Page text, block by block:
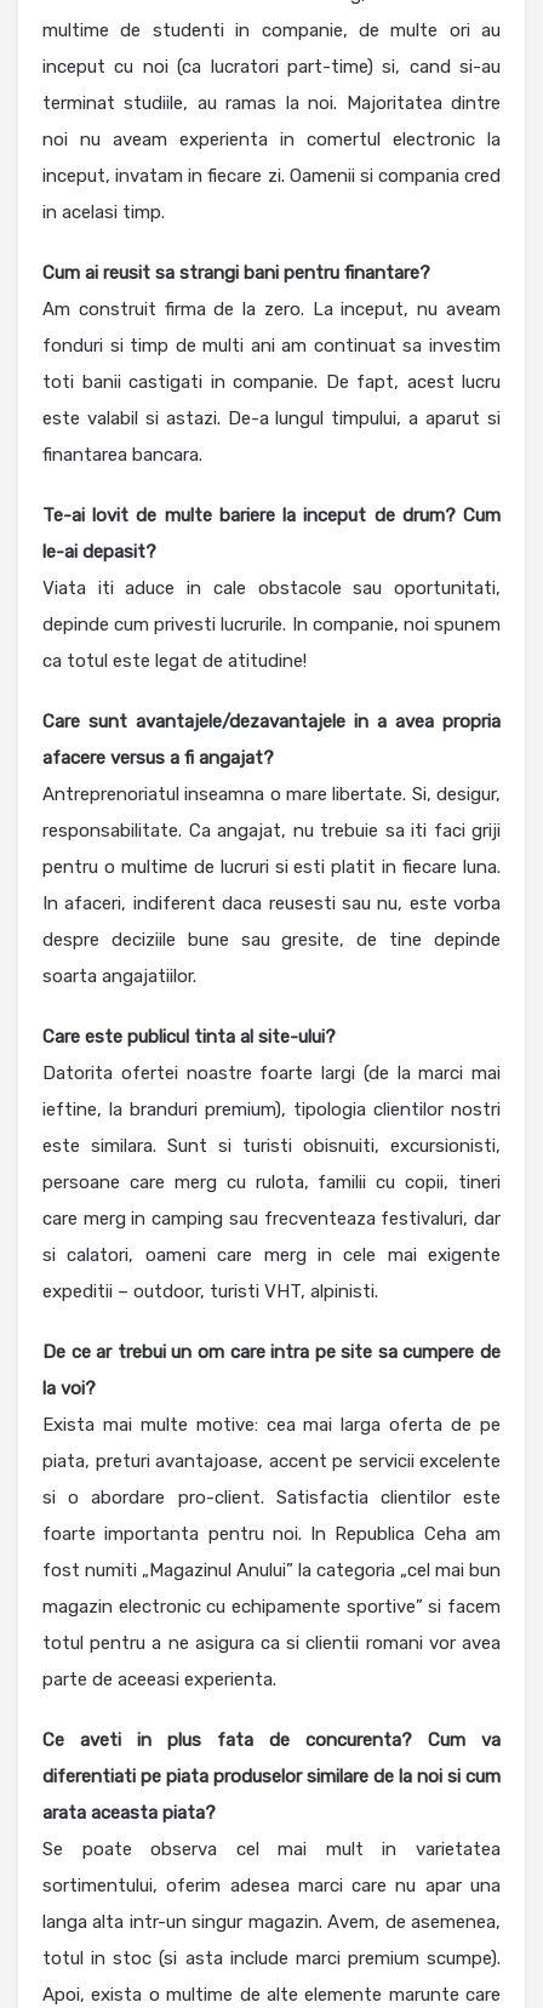
multime de studenti in companie, de multe ori au
inceput cu noi (ca lucratori part-time) si, cand si-au
terminat studiile, au ramas la noi. Majoritatea dintre
noi nu aveam experienta in comertul electronic la
inceput, invatam in fiecare zi. Oamenii si compania cred
in acelasi timp.
Cum ai reusit sa strangi bani pentru finantare?
Am construit firma de la zero. La inceput, nu aveam
fonduri si timp de multi ani am continuat sa investim
toti banii castigati in companie. De fapt, acest lucru
este valabil si astazi. De-a lungul timpului, a aparut si
finantarea bancara.
Te-ai lovit de multe bariere la inceput de drum? Cum
le-ai depasit?
Viata iti aduce in cale obstacole sau oportunitati,
depinde cum privesti lucrurile. In companie, noi spunem
ca totul este legat de atitudine!
Care sunt avantajele/dezavantajele in a avea propria
afacere versus a fi angajat?
Antreprenoriatul inseamna o mare libertate. Si, desigur,
responsabilitate. Ca angajat, nu trebuie sa iti faci griji
pentru o multime de lucruri si esti platit in fiecare luna.
In afaceri, indiferent daca reusesti sau nu, este vorba
despre deciziile bune sau gresite, de tine depinde
soarta angajatiilor.
Care este publicul tinta al site-ului?
Datorita ofertei noastre foarte largi (de la marci mai
ieftine, la branduri premium), tipologia clientilor nostri
este similara. Sunt si turisti obisnuiti, excursionisti,
persoane care merg cu rulota, familii cu copii, tineri
care merg in camping sau frecventeaza festivaluri, dar
si calatori, oameni care merg in cele mai exigente
expeditii – outdoor, turisti VHT, alpinisti.
De ce ar trebui un om care intra pe site sa cumpere de
la voi?
Exista mai multe motive: cea mai larga oferta de pe
piata, preturi avantajoase, accent pe servicii excelente
si o abordare pro-client. Satisfactia clientilor este
foarte importanta pentru noi. In Republica Ceha am
fost numiti „Magazinul Anului” la categoria „cel mai bun
magazin electronic cu echipamente sportive” si facem
totul pentru a ne asigura ca si clientii romani vor avea
parte de aceeasi experienta.
Ce aveti in plus fata de concurenta? Cum va
diferentiati pe piata produselor similare de la noi si cum
arata aceasta piata?
Se poate observa cel mai mult in varietatea
sortimentului, oferim adesea marci care nu apar una
langa alta intr-un singur magazin. Avem, de asemenea,
totul in stoc (si asta include marci premium scumpe).
Apoi, exista o multime de alte elemente marunte care